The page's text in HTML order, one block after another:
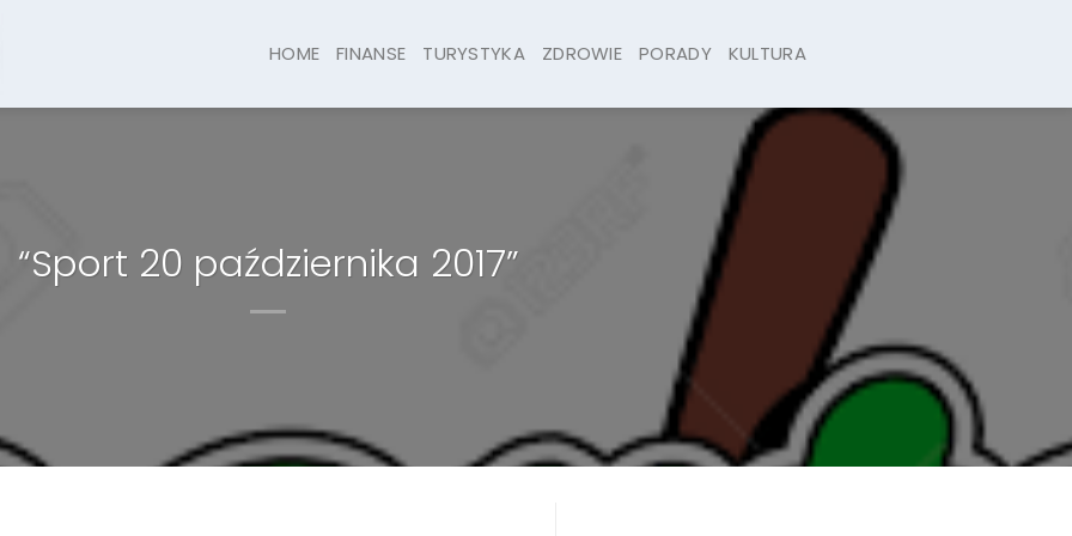
HOME FINANSE TURYSTYKA ZDROWIE PORADY KULTURA
“Sport 20 października 2017”